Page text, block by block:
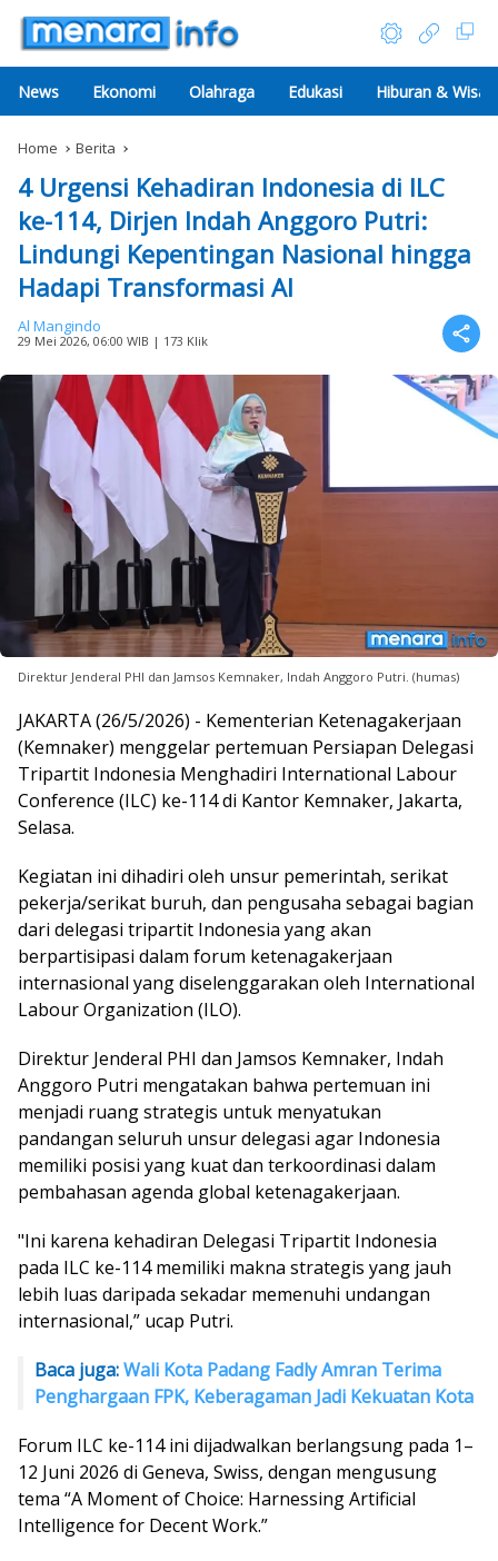
News Ekonomi Olahraga Edukasi Hiburan &
Home Berita
4 Urgensi Kehadiran Indonesia di ILC
ke-114, Dirjen Indah Anggoro Putri:
Lindungi Kepentingan Nasional hingga
Hadapi Transformasi AI
Al Mangindo
29 Mei 2026, 06:00 WIB | 173 Klik
Direktur Jenderal PHI dan Jamsos Kemnaker, Indah Anggoro Putri. (humas)
JAKARTA (26/5/2026) - Kementerian Ketenagakerjaan
(Kemnaker) menggelar pertemuan Persiapan Delegasi
Tripartit Indonesia Menghadiri International Labour
Conference (ILC) ke-114 di Kantor Kemnaker, Jakarta,
Selasa.
Kegiatan ini dihadiri oleh unsur pemerintah, serikat
pekerja/serikat buruh, dan pengusaha sebagai bagian
dari delegasi tripartit Indonesia yang akan
berpartisipasi dalam forum ketenagakerjaan
internasional yang diselenggarakan oleh International
Labour Organization (ILO).
Direktur Jenderal PHI dan Jamsos Kemnaker, Indah
Anggoro Putri mengatakan bahwa pertemuan ini
menjadi ruang strategis untuk menyatukan
pandangan seluruh unsur delegasi agar Indonesia
memiliki posisi yang kuat dan terkoordinasi dalam
pembahasan agenda global ketenagakerjaan.
"Ini karena kehadiran Delegasi Tripartit Indonesia
pada ILC ke-114 memiliki makna strategis yang jauh
lebih luas daripada sekadar memenuhi undangan
internasional,” ucap Putri.
Baca juga:Wali Kota Padang Fadly Amran Terima
Penghargaan FPK, Keberagaman Jadi Kekuatan Kota
Forum ILC ke-114 ini dijadwalkan berlangsung pada 1–
12 Juni 2026 di Geneva, Swiss, dengan mengusung
tema “A Moment of Choice: Harnessing Artificial
Intelligence for Decent Work.”